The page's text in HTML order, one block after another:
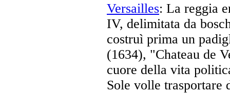
Versailles: La reggia
IV, delimitata da
costruì prima un
(1634), "Chateau de
cuore della vita
Sole volle trasportare